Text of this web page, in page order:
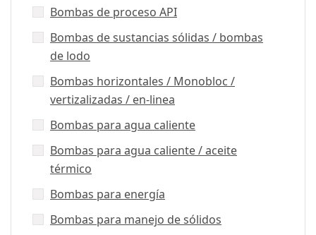
Bombas de proceso API
Bombas de sustancias sólidas / bombas
de lodo
Bombas horizontales / Monobloc /
vertizalizadas / en-linea
Bombas para agua caliente
Bombas para agua caliente / aceite
térmico
Bombas para energía
Bombas para manejo de sólidos